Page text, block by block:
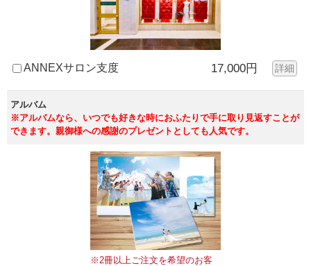
ANNEXサロン支度 17,000円 詳細
アルバム
※アルバムなら、いつでも好きな時におふたりで手に取り見返すことが
できます。親御様への感謝のプレゼントとしても人気です。
※2冊以上ご注文を希望のお客